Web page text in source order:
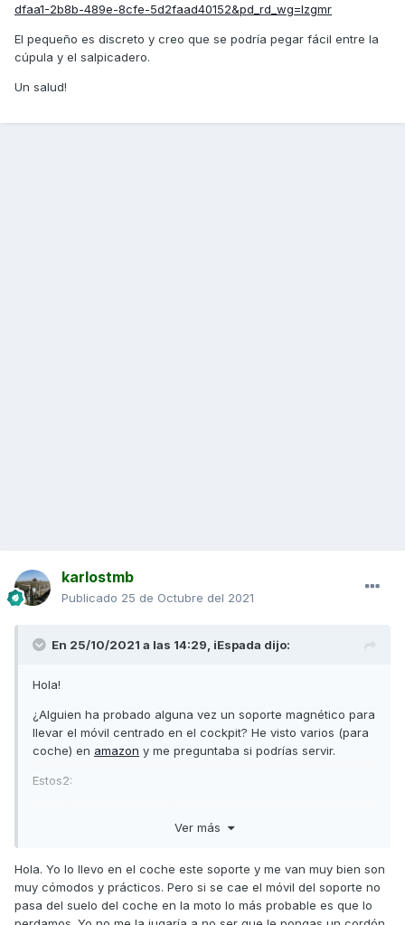
dfaa1-2b8b-489e-8cfe-5d2faad40152&pd_rd_wg=lzgmr
El pequeño es discreto y creo que se podría pegar fácil entre la
cúpula y el salpicadero.
Un salud!
karlostmb
Publicado 25 de Octubre del 2021
En 25/10/2021 a las 14:29, iEspada dijo:
Hola!
¿Alguien ha probado alguna vez un soporte magnético para
llevar el móvil centrado en el cockpit? He visto varios (para
coche) en amazon y me preguntaba si podrías servir.
Estos2:
tag=&linkCode=df0&hvadid=424405071079&hvpos=&hvnet
w=g&hvrand=1198704155451016990&hvpone=&hvptwo=&hv
qmt=&hvdev=c&hvdvcmdl=&hvlocint=&hvlocphy=1005424&h
vtargid=pla-
Ver más
Hola. Yo lo llevo en el coche este soporte y me van muy bien son
muy cómodos y prácticos. Pero si se cae el móvil del soporte no
pasa del suelo del coche en la moto lo más probable es que lo